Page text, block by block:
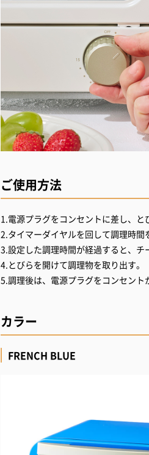
ご使用方法
1.電源プラグをコンセントに差し、
2.タイマーダイヤルを回して調理時
3.設定した調理時間が経過すると、
4.とびらを開けて調理物を取り出す。
5.調理後は、電源プラグをコンセント
カラー
FRENCH BLUE